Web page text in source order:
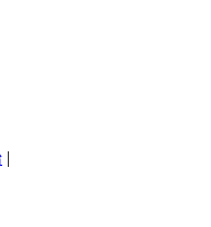
|